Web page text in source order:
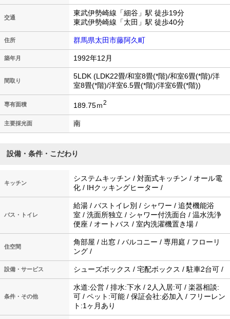
交通
東武伊勢崎線「細谷」駅 徒歩19分
東武伊勢崎線「太田」駅 徒歩40分
住所 群馬県太田市藤阿久町
築年月 1992年12月
間取り
5LDK (LDK22畳/和室8畳(*階)/和室6畳(*階)/洋
室8畳(*階)/洋室6.5畳(*階)/洋室6畳(*階))
専有面積 189.75ｍ2
主要採光面 南
設備・条件・こだわり
キッチン
システムキッチン / 対面式キッチン / オール電
化 / IHクッキングヒーター /
バス・トイレ
給湯 / バストイレ別 / シャワー / 追焚機能浴
室 / 洗面所独立 / シャワー付洗面台 / 温水洗浄
便座 / オートバス / 室内洗濯機置き場 /
住空間
角部屋 / 出窓 / バルコニー / 専用庭 / フローリ
ング /
設備・サービス シューズボックス / 宅配ボックス / 駐車2台可 /
条件・その他
水道:公営 / 排水:下水 / 2人入居:可 / 楽器相談:
可 / ペット:可能 / 保証会社:必加入 / フリーレン
ト:1ヶ月あり